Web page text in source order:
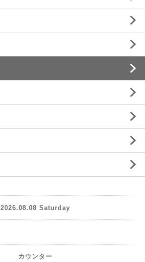
2026.08.08 Saturday
カウンター